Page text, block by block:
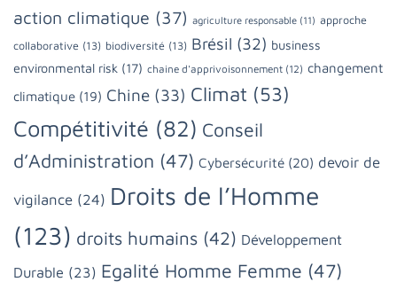
action climatique (37) agriculture responsable (11) approche
collaborative (13) biodiversité (13) Brésil (32) business
environmental risk (17) chaine d'apprivoisonnement (12) changement
climatique (19) Chine (33) Climat (53)
Compétitivité (82) Conseil
d’Administration (47) Cybersécurité (20) devoir de
vigilance (24) Droits de l’Homme
(123) droits humains (42) Développement
Durable (23) Egalité Homme Femme (47)